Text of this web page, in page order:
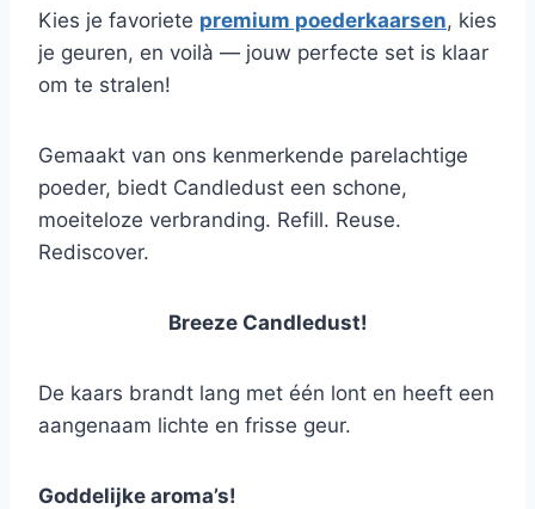
Kies je favoriete premium poederkaarsen, kies
je geuren, en voilà — jouw perfecte set is klaar
om te stralen!
Gemaakt van ons kenmerkende parelachtige
poeder, biedt Candledust een schone,
moeiteloze verbranding. Refill. Reuse.
Rediscover.
Breeze Candledust!
De kaars brandt lang met één lont en heeft een
aangenaam lichte en frisse geur.
Goddelijke aroma’s!